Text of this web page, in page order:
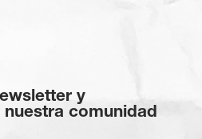
y
comunidad